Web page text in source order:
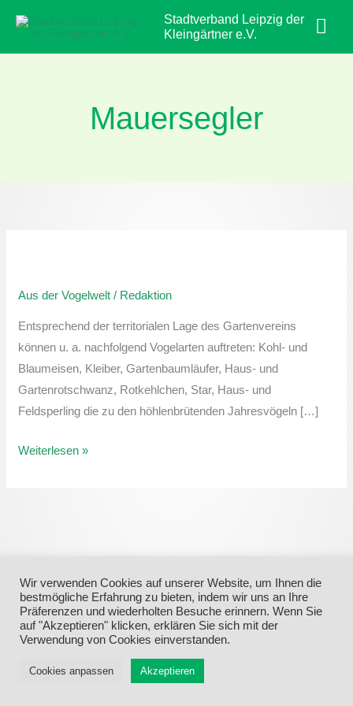
Inhalt
springen
Stadtverband Leipzig der
Kleingärtner e.V.
Mauersegler
Aus der Vogelwelt / Redaktion
Entsprechend der territorialen Lage des Gartenvereins
können u. a. nachfolgend Vogelarten auftreten: Kohl- und
Blaumeisen, Kleiber, Gartenbaumläufer, Haus- und
Gartenrotschwanz, Rotkehlchen, Star, Haus- und
Feldsperling die zu den höhlenbrütenden Jahresvögeln […]
Vogelwelt:
Mauersegler
Weiterlesen »
Menü
Wir verwenden Cookies auf unserer Website, um Ihnen die
bestmögliche Erfahrung zu bieten, indem wir uns an Ihre
Präferenzen und wiederholten Besuche erinnern. Wenn Sie
auf "Akzeptieren" klicken, erklären Sie sich mit der
Verwendung von Cookies einverstanden.
Cookies anpassen Akzeptieren